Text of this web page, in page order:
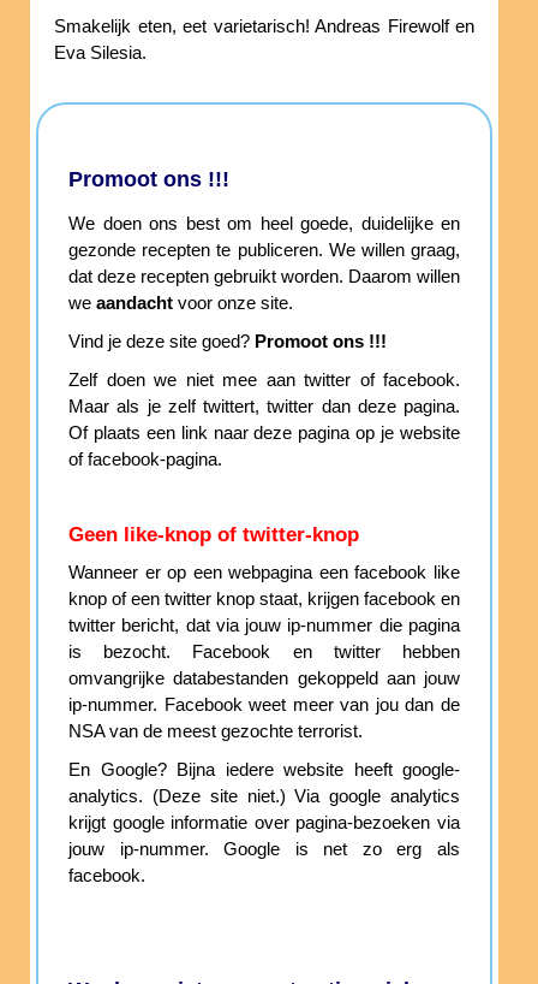
Smakelijk eten, eet varietarisch! Andreas Firewolf en
Eva Silesia.
Promoot ons !!!
We doen ons best om heel goede, duidelijke en
gezonde recepten te publiceren. We willen graag,
dat deze recepten gebruikt worden. Daarom willen
we aandacht voor onze site.
Vind je deze site goed? Promoot ons !!!
Zelf doen we niet mee aan twitter of facebook.
Maar als je zelf twittert, twitter dan deze pagina.
Of plaats een link naar deze pagina op je website
of facebook-pagina.
Geen like-knop of twitter-knop
Wanneer er op een webpagina een facebook like
knop of een twitter knop staat, krijgen facebook en
twitter bericht, dat via jouw ip-nummer die pagina
is bezocht. Facebook en twitter hebben
omvangrijke databestanden gekoppeld aan jouw
ip-nummer. Facebook weet meer van jou dan de
NSA van de meest gezochte terrorist.
En Google? Bijna iedere website heeft google-
analytics. (Deze site niet.) Via google analytics
krijgt google informatie over pagina-bezoeken via
jouw ip-nummer. Google is net zo erg als
facebook.